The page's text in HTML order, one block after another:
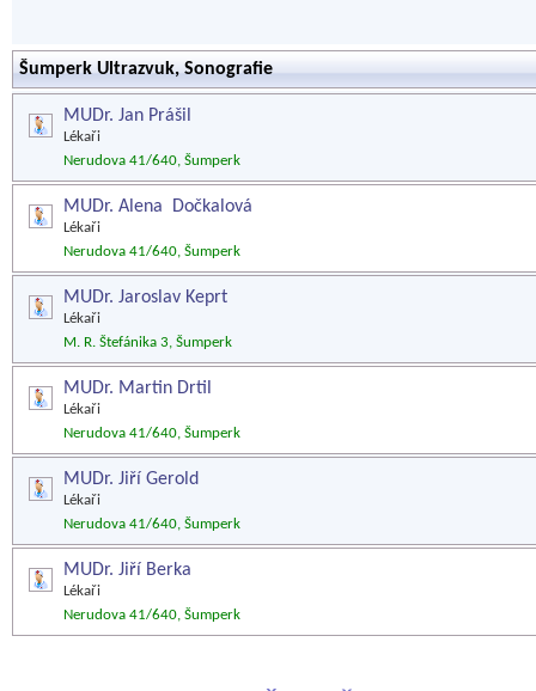
Šumperk Ultrazvuk, Sonografie
MUDr. Jan Prášil
Lékaři
Nerudova 41/640, Šumperk
MUDr. Alena Dočkalová
Lékaři
Nerudova 41/640, Šumperk
MUDr. Jaroslav Keprt
Lékaři
M. R. Štefánika 3, Šumperk
MUDr. Martin Drtil
Lékaři
Nerudova 41/640, Šumperk
MUDr. Jiří Gerold
Lékaři
Nerudova 41/640, Šumperk
MUDr. Jiří Berka
Lékaři
Nerudova 41/640, Šumperk